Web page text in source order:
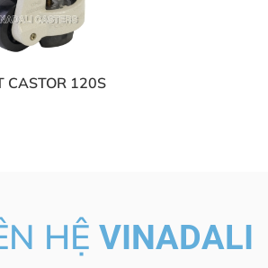
CASTOR 120S
HỆVINADALI